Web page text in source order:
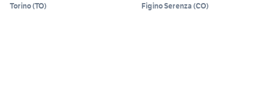
Torino(TO) Figino Serenza (CO)